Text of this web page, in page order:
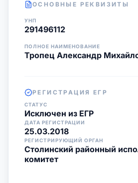
ОСНОВНЫЕ РЕКВИЗИТЫ
УНП
291496112
ПОЛНОЕ НАИМЕНОВАНИЕ
Тропец Александр
РЕГИСТРАЦИЯ ЕГР
СТАТУС
Исключен из ЕГР
ДАТА РЕГИСТРАЦИИ
25.03.2018
РЕГИСТРИРУЮЩИЙ ОРГАН
Столинский районный
комитет